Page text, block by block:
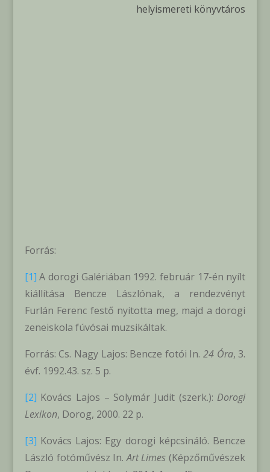
helyismereti könyvtáros
Forrás:
[1] A dorogi Galériában 1992. február 17-én nyílt
kiállítása Bencze Lászlónak, a rendezvényt
Furlán Ferenc festő nyitotta meg, majd a dorogi
zeneiskola fúvósai muzsikáltak.
Forrás: Cs. Nagy Lajos: Bencze fotói In. 24 Óra, 3.
évf. 1992.43. sz. 5 p.
[2] Kovács Lajos – Solymár Judit (szerk.): Dorogi
Lexikon, Dorog, 2000. 22 p.
[3] Kovács Lajos: Egy dorogi képcsináló. Bencze
László fotóművész In.Art Limes (Képzőművészek